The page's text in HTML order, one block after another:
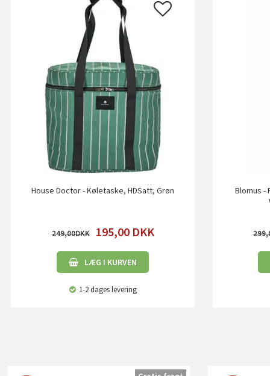
House Doctor - Køletaske, HDSatt, Grøn
249,00 195,00 DKK
LÆG I KURVEN
1-2 dages levering
Blomus -